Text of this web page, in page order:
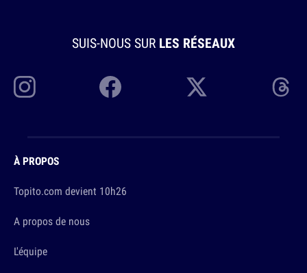
SUIS-NOUS SUR LES RÉSEAUX
À PROPOS
Topito.com devient 10h26
A propos de nous
L'équipe